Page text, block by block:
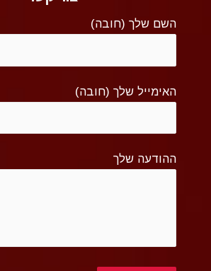
השם שלך (חובה)
האימייל שלך (חובה)
ההודעה שלך